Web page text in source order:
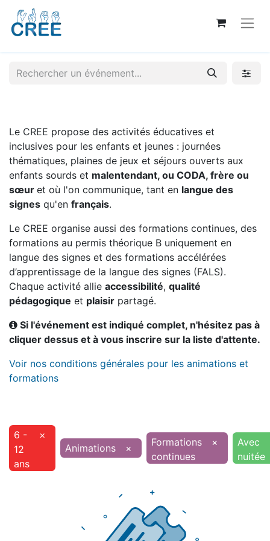
Le CREE propose des activités éducatives et
inclusives pour les enfants et jeunes : journées
thématiques, plaines de jeux et séjours ouverts aux
enfants sourds et malentendant, ou CODA, frère ou
sœur et où l'on communique, tant en langue des
signes qu'en français.
Le CREE organise aussi des formations continues, des
formations au permis théorique B uniquement en
langue des signes et des formations accélérées
d’apprentissage de la langue des signes (FALS).
Chaque activité allie accessibilité, qualité
pédagogique et plaisir partagé.
Si l'événement est indiqué complet, n'hésitez pas à
cliquer dessus et à vous inscrire sur la liste d'attente.
Voir nos conditions générales pour les animations et
formations
6 -
12
ans
×
Animations
×
Formations
continues
×
Avec
nuitée